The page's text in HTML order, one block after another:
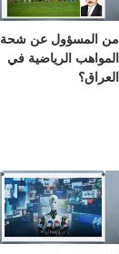
من المسؤول عن شحة
المواهب الرياضية في
العراق؟